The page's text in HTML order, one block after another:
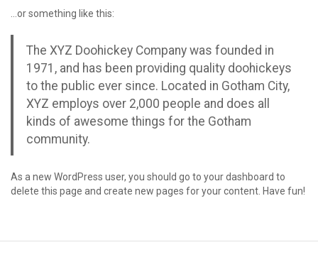
…or something like this:
The XYZ Doohickey Company was founded in
1971, and has been providing quality doohickeys
to the public ever since. Located in Gotham City,
XYZ employs over 2,000 people and does all
kinds of awesome things for the Gotham
community.
As a new WordPress user, you should go to your dashboard to
delete this page and create new pages for your content. Have fun!